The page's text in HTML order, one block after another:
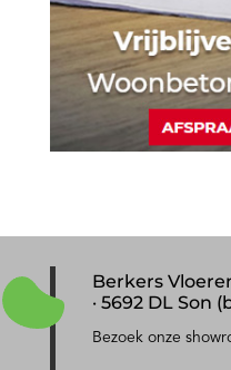
Berkers
· 5692 DL Son
Bezoek onze